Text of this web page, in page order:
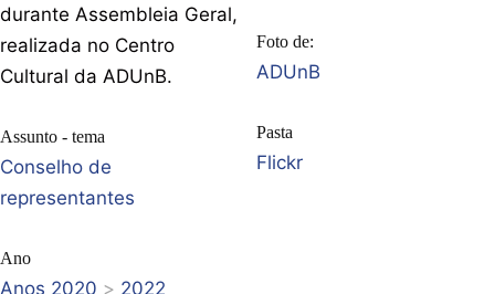
durante Assembleia Geral,
realizada no Centro
Cultural da ADUnB.
Assunto - tema
Conselho de
representantes
Ano
Anos 2020 > 2022
Foto de:
ADUnB
Pasta
Flickr